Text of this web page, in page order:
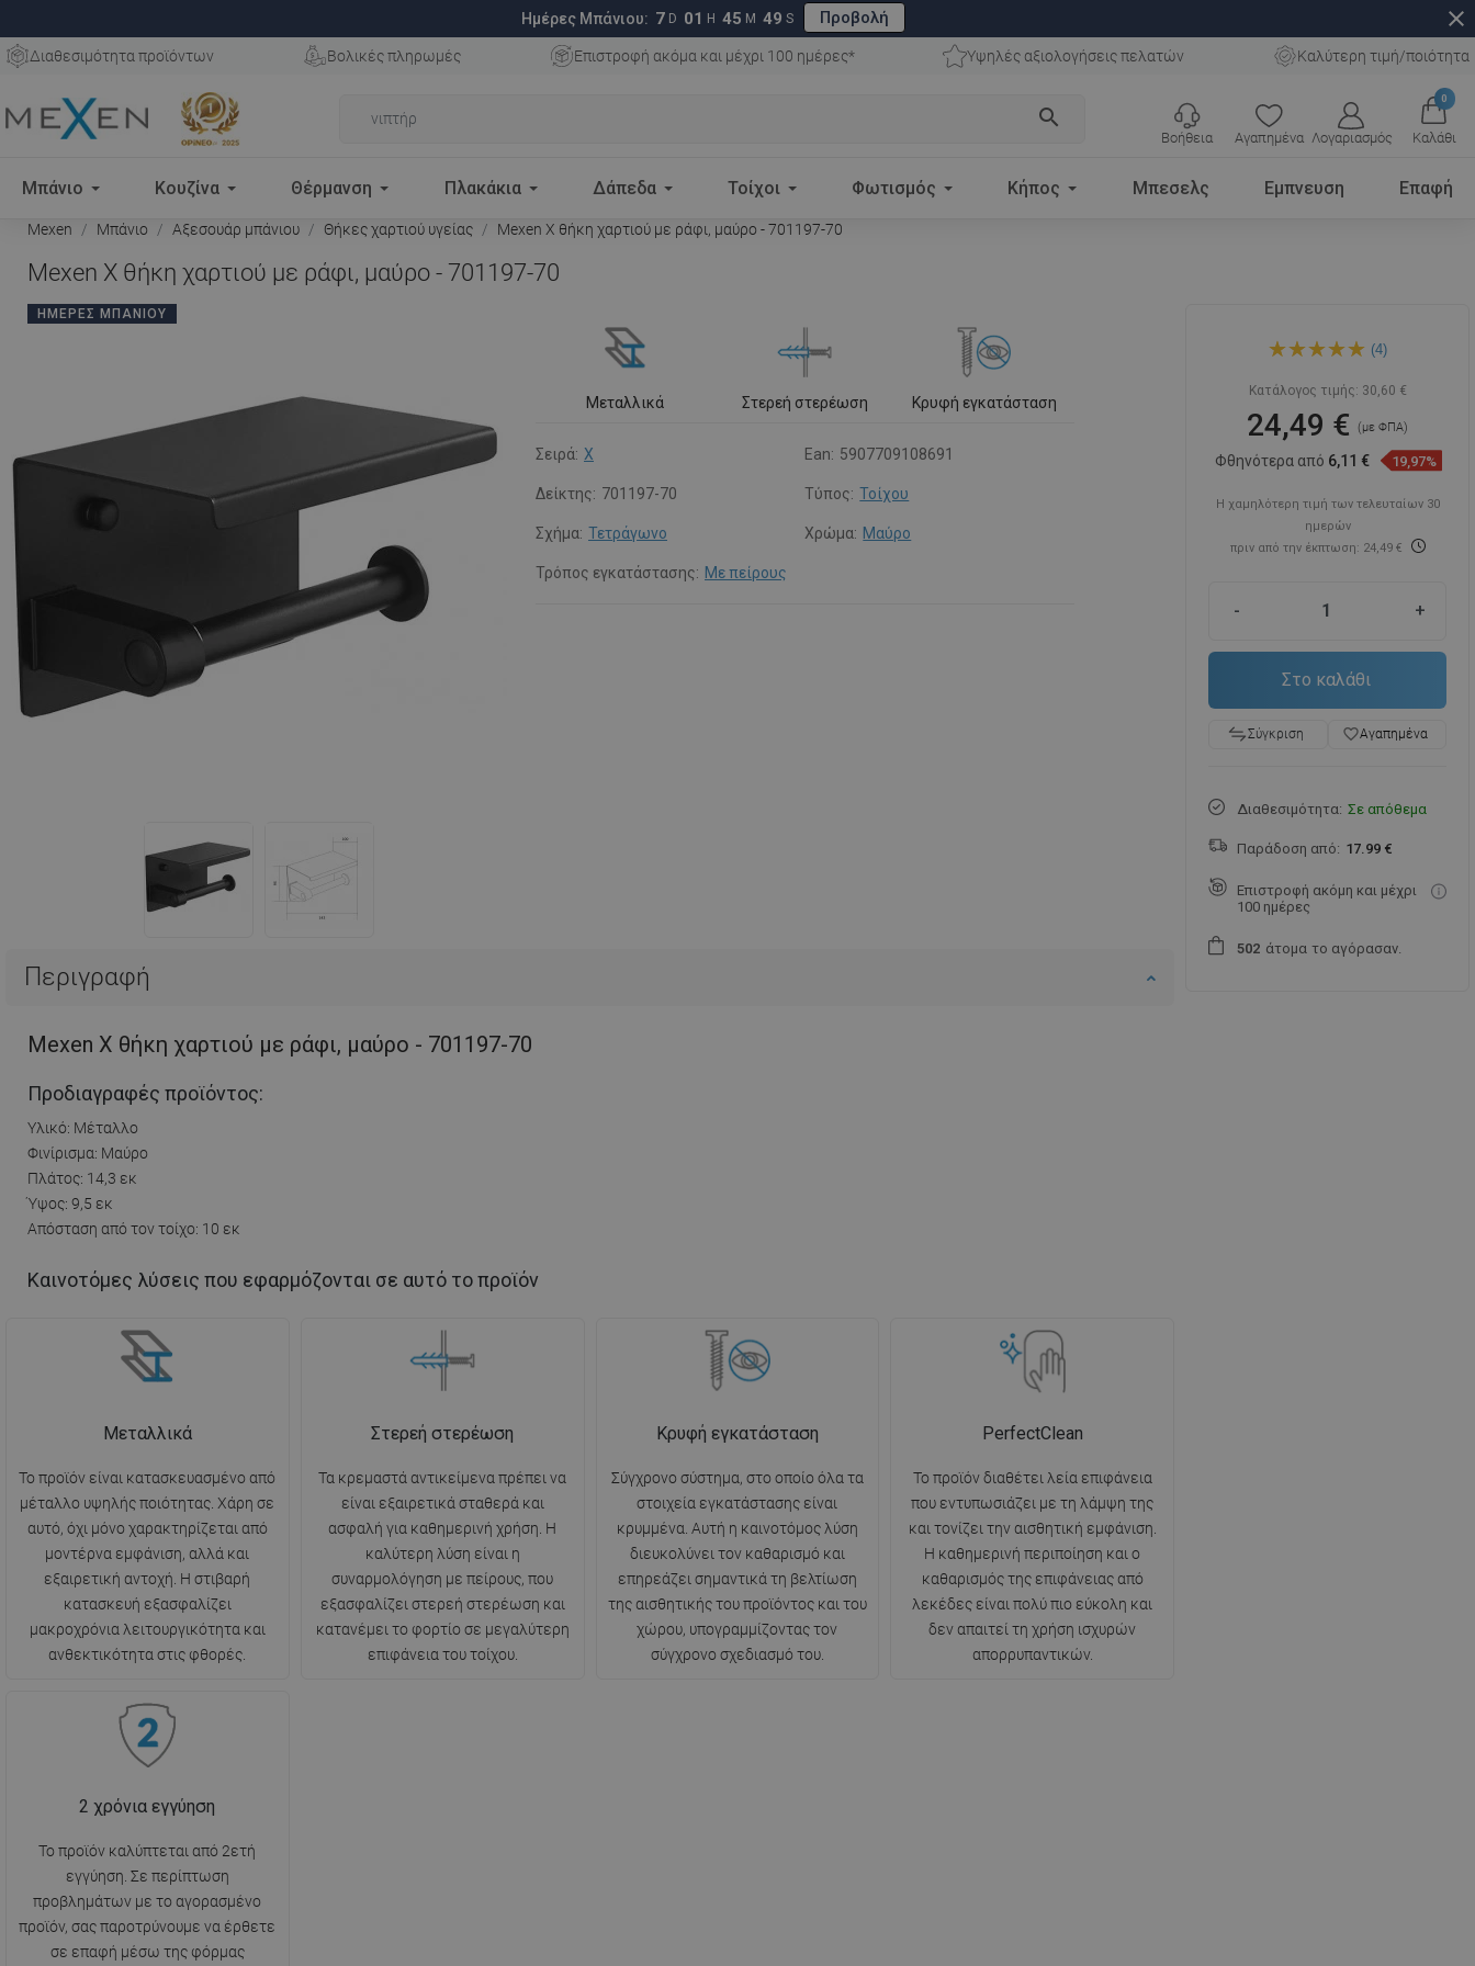
Ημέρες Μπάνιου: 7 D 01 H 45 M 48 S Προβολή close
Διαθεσιμότητα προϊόντων Βολικές πληρωμές Επιστροφή ακόμα και μέχρι 100 ημέρες* Υψηλές αξιολογήσεις πελατών Καλύτερη τιμή/ποιότητα
search
Αγαπημένα Λογαριασμός
0
Καλάθι
Βοήθεια
Μπάνιο Κουζίνα Θέρμανση Πλακάκια Δάπεδα Τοίχοι Φωτισμός Κήπος Μπεσελς Εμπνευση Επαφή
Mexen Μπάνιο Αξεσουάρ μπάνιου Θήκες χαρτιού υγείας Mexen X θήκη χαρτιού με ράφι, μαύρο - 701197-70
Mexen X θήκη χαρτιού με ράφι, μαύρο - 701197-70
ΗΜΈΡΕΣ ΜΠΆΝΙΟΥ
Μεταλλικά Στερεή στερέωση Κρυφή εγκατάσταση
Σειρά: X Ean: 5907709108691
Δείκτης: 701197-70 Τύπος: Τοίχου
Σχήμα: Τετράγωνο Χρώμα: Μαύρο
Τρόπος εγκατάστασης: Με πείρους
Περιγραφή
Mexen X θήκη χαρτιού με ράφι, μαύρο - 701197-70
Προδιαγραφές προϊόντος:
Υλικό: Μέταλλο
Φινίρισμα: Μαύρο
Πλάτος: 14,3 εκ
Ύψος: 9,5 εκ
Απόσταση από τον τοίχο: 10 εκ
Καινοτόμες λύσεις που εφαρμόζονται σε αυτό το προϊόν
Μεταλλικά
Το προϊόν είναι κατασκευασμένο από
μέταλλο υψηλής ποιότητας. Χάρη σε
αυτό, όχι μόνο χαρακτηρίζεται από
μοντέρνα εμφάνιση, αλλά και
εξαιρετική αντοχή. Η στιβαρή
κατασκευή εξασφαλίζει
μακροχρόνια λειτουργικότητα και
ανθεκτικότητα στις φθορές.
Στερεή στερέωση
Τα κρεμαστά αντικείμενα πρέπει να
είναι εξαιρετικά σταθερά και
ασφαλή για καθημερινή χρήση. Η
καλύτερη λύση είναι η
συναρμολόγηση με πείρους, που
εξασφαλίζει στερεή στερέωση και
κατανέμει το φορτίο σε μεγαλύτερη
επιφάνεια του τοίχου.
Κρυφή εγκατάσταση
Σύγχρονο σύστημα, στο οποίο όλα τα
στοιχεία εγκατάστασης είναι
κρυμμένα. Αυτή η καινοτόμος λύση
διευκολύνει τον καθαρισμό και
επηρεάζει σημαντικά τη βελτίωση
της αισθητικής του προϊόντος και του
χώρου, υπογραμμίζοντας τον
σύγχρονο σχεδιασμό του.
PerfectClean
Το προϊόν διαθέτει λεία επιφάνεια
που εντυπωσιάζει με τη λάμψη της
και τονίζει την αισθητική εμφάνιση.
Η καθημερινή περιποίηση και ο
καθαρισμός της επιφάνειας από
λεκέδες είναι πολύ πιο εύκολη και
δεν απαιτεί τη χρήση ισχυρών
απορρυπαντικών.
2 χρόνια εγγύηση
Το προϊόν καλύπτεται από 2ετή
εγγύηση. Σε περίπτωση
προβλημάτων με το αγορασμένο
προϊόν, σας παροτρύνουμε να έρθετε
σε επαφή μέσω της φόρμας
Mexen X θήκη χαρτιού με
ράφι, μαύρο - 701197-70
(4)
Κατάλογος τιμής: 30,60 €
24,49 €(με ΦΠΑ)
Φθηνότερα από 6,11 € 19,97%
Η χαμηλότερη τιμή των τελευταίων 30
ημερών
πριν από την έκπτωση: 24,49 €
- +
Στο καλάθι
Σύγκριση favorite_borderΑγαπημένα
Διαθεσιμότητα: Σε απόθεμα
Παράδοση από: 17.99 €
Επιστροφή ακόμη και μέχρι
100 ημέρες
502 άτομα το αγόρασαν.